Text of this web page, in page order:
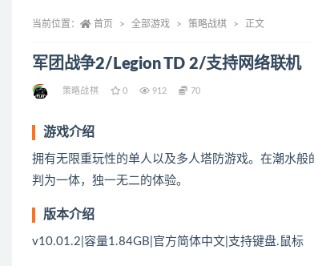
当前位置： 首页 全部游戏 策略战棋 正文
军团战争2/Legion TD 2/支持网络联机
策略战棋 0 912 70
游戏介绍
拥有无限重玩性的单人以及多人塔防游戏。在潮水
判为一体，独一无二的体验。
版本介绍
v10.01.2|容量1.84GB|官方简体中文|支持键盘.鼠标